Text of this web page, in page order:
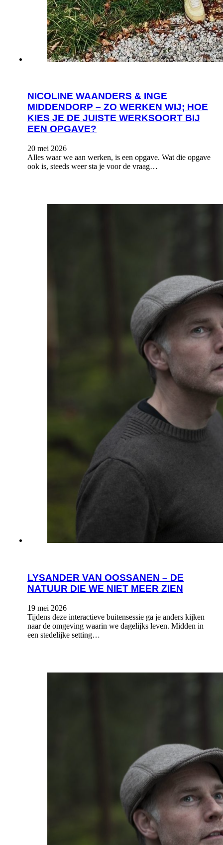
NICOLINE WAANDERS & INGE
MIDDENDORP – ZO WERKEN WIJ; HOE
KIES JE DE JUISTE WERKSOORT BIJ
EEN OPGAVE?
20 mei 2026
Alles waar we aan werken, is een opgave. Wat die opgave
ook is, steeds weer sta je voor de vraag…
LYSANDER VAN OOSSANEN – DE
NATUUR DIE WE NIET MEER ZIEN
19 mei 2026
Tijdens deze interactieve buitensessie ga je anders kijken
naar de omgeving waarin we dagelijks leven. Midden in
een stedelijke setting…